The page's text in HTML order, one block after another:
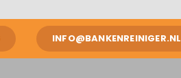
INFO@BANKENREINIGER.NL